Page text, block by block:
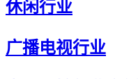
休闲行业
广播电视行业